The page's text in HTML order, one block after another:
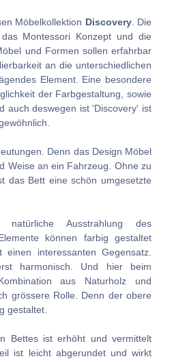
Möbelkollektion Discovery. Die
Montessori Konzept und die
und Formen sollen erfahrbar
an die unterschiedlichen
Element. Eine besondere
der Farbgestaltung, sowie
auch deswegen ist 'Discovery' ist
Denn das Design Möbel
Weise an ein Fahrzeug. Ohne zu
das Bett eine schön umgesetzte
Ausstrahlung des
können farbig gestaltet
interessanten Gegensatz.
harmonisch. Und hier beim
aus Naturholz und
grössere Rolle. Denn der obere
gestaltet.
Bettes ist erhöht und vermittelt
ist leicht abgerundet und wirkt